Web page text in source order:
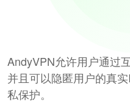
AndyVPN允许用户通过
并且可以隐匿用户的真
私保护。